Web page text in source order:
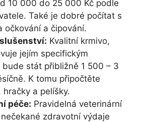
10 000 do 25 000 Kč podle
Také je dobré počítat s
očkování a čipování.
Kvalitní krmivo,
jejím specifickým
bude stát přibližně 1 500 – 3
K tomu připočtěte
hračky a pelíšky.
péče: Pravidelná veterinární
zdravotní výdaje